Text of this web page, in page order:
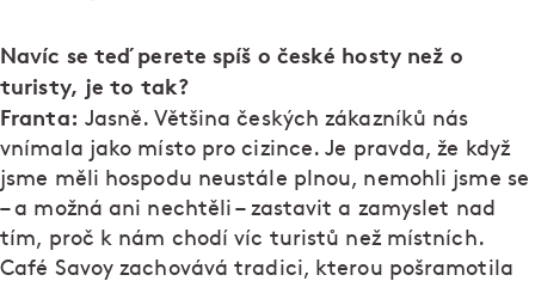
Navíc se teď perete spíš o české hosty než o
turisty, je to tak?
Franta: Jasně. Většina českých zákazníků nás
vnímala jako místo pro cizince. Je pravda, že když
jsme měli hospodu neustále plnou, nemohli jsme se
– a možná ani nechtěli – zastavit a zamyslet nad
tím, proč k nám chodí víc turistů než místních.
Café Savoy zachovává tradici, kterou pošramotila